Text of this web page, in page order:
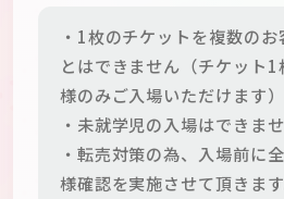
・1枚のチケットを複数の
とはできません（チケット
様のみご入場いただけます）
・未就学児の入場はできませ
・転売対策の為、入場前に
様確認を実施させて頂きます